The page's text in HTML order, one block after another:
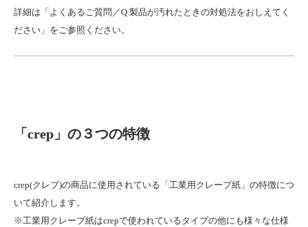
詳細は「よくあるご質問／Q.製品が汚れたときの対処法をおしえてく
ださい」をご参照ください。
「crep」の３つの特徴
crep(クレプ)の商品に使用されている「工業用クレープ紙」の特徴につ
いて紹介します。
※工業用クレープ紙はcrepで使われているタイプの他にも様々な仕様